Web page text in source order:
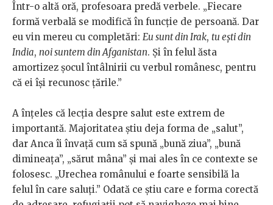
Într-o altă oră, profesoara predă verbele. „Fiecare
formă verbală se modifică în funcție de persoană. Dar
eu vin mereu cu completări: Eu sunt din Irak, tu ești din
India, noi suntem din Afganistan. Și în felul ăsta
amortizez șocul întâlnirii cu verbul românesc, pentru
că ei își recunosc țările.”
A înțeles că lecția despre salut este extrem de
importantă. Majoritatea știu deja forma de „salut”,
dar Anca îi învață cum să spună „bună ziua”, „bună
dimineața”, „sărut mâna” și mai ales în ce contexte se
folosesc. „Urechea românului e foarte sensibilă la
felul în care saluți.” Odată ce știu care e forma corectă